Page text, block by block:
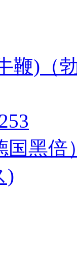
鞭)（
国黑倍
)